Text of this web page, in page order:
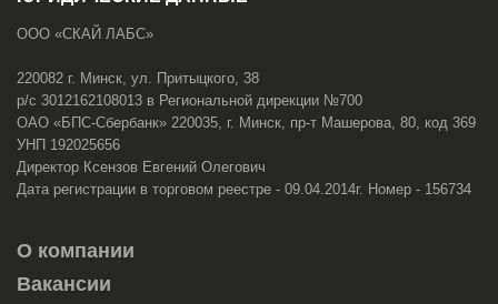
ООО «СКАЙ ЛАБС»
220082 г. Минск, ул. Притыцкого, 38
р/с 3012162108013 в Региональной дирекции №700
ОАО «БПС-Сбербанк» 220035, г. Минск, пр-т Машерова, 80, код 369
УНП 192025656
Директор Ксензов Евгений Олегович
Дата регистрации в торговом реестре - 09.04.2014г. Номер - 156734
О компании
Вакансии